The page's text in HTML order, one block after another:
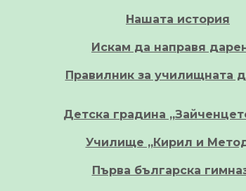
Нашата история
Искам да направя
Правилник за училищната
Детска градина
Училище „Кирил и
Първа българска